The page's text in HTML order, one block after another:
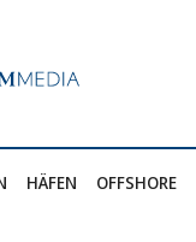
HÄFEN OFFSHORE